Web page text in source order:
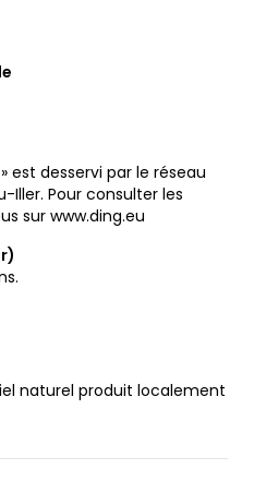
est desservi par le réseau
Iller. Pour consulter les
sur www.ding.eu
naturel produit localement